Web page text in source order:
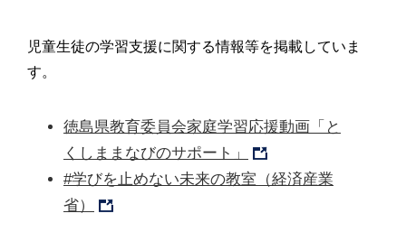
児童生徒の学習支援に関する情報等を掲載していま
す。
徳島県教育委員会家庭学習応援動画「と
くしままなびのサポート」
#学びを止めない未来の教室（経済産業
省）